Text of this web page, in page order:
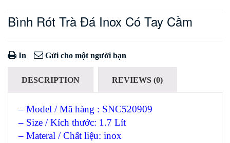
Bình Rót Trà Đá Inox Có Tay Cầm
In Gửi cho một người bạn
DESCRIPTION REVIEWS (0)
– Model / Mã hàng : SNC520909
– Size / Kích thước: 1.7 Lít
– Materal / Chất liệu: inox